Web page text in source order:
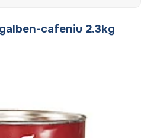
cafeniu 2.3kg